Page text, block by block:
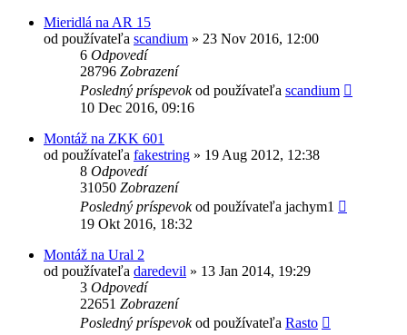
Mieridlá na AR 15
od používateľa scandium » 23 Nov 2016, 12:00
6 Odpovedí
28796 Zobrazení
Posledný príspevokod používateľa scandium
10 Dec 2016, 09:16
Montáž na ZKK 601
od používateľa fakestring » 19 Aug 2012, 12:38
8 Odpovedí
31050 Zobrazení
Posledný príspevokod používateľa jachym1
19 Okt 2016, 18:32
Montáž na Ural 2
od používateľa daredevil » 13 Jan 2014, 19:29
3 Odpovedí
22651 Zobrazení
Posledný príspevokod používateľa Rasto